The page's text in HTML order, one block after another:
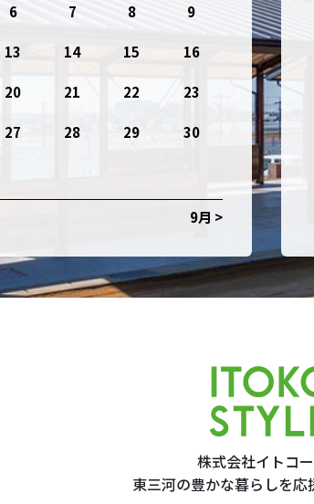
6 7 8 9
13 14 15 16
20 21 22 23
27 28 29 30
9月 >
株式会社イトコー
東三河の豊かな暮らしを応